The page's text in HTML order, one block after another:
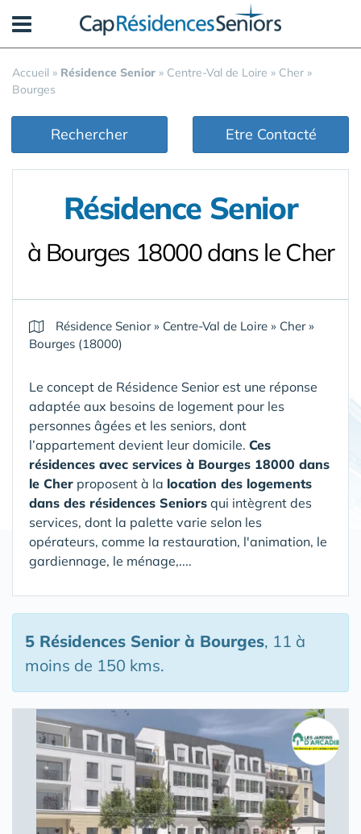
Accueil » Résidence Senior » Centre-Val de Loire » Cher »
Bourges
Rechercher Etre Contacté
Résidence Senior
à Bourges 18000 dans le Cher
Résidence Senior» Centre-Val de Loire » Cher»
Bourges (18000)
Le concept de Résidence Senior est une réponse
adaptée aux besoins de logement pour les
personnes âgées et les seniors, dont
l’appartement devient leur domicile. Ces
résidences avec services à Bourges 18000 dans
le Cher proposent à la location des logements
dans des résidences Seniors qui intègrent des
services, dont la palette varie selon les
opérateurs, comme la restauration, l'animation, le
gardiennage, le ménage,....
5 Résidences Seniorà Bourges, 11 à
moins de 150 kms.